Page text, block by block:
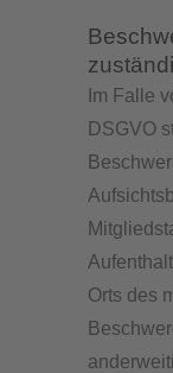
Im Falle
DSGVO
Orts des